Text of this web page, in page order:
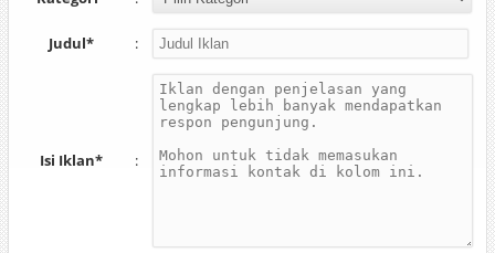
Judul* :
Isi Iklan* :